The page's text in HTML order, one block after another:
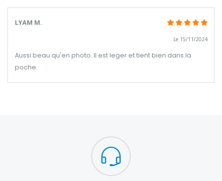
LYAM M.
Le 15/11/2024
Aussi beau qu'en photo. Il est leger et tient bien dans la
poche.